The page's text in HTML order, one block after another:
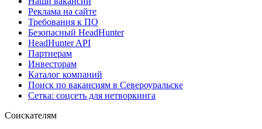
Реклама на сайте
Требования к ПО
Безопасный HeadHunter
HeadHunter API
Партнерам
Инвесторам
Каталог компаний
Поиск по вакансиям в Североуральске
Сетка: соцсеть для нетворкинга
Соискателям